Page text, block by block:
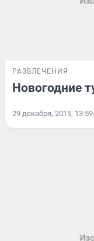
РАЗВЛЕЧЕНИЯ
Новогодние
29 декабря, 2015, 13:59